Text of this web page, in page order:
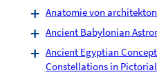
Anatomie von
Ancient Babylonian
Ancient Egyptian
Constellations in